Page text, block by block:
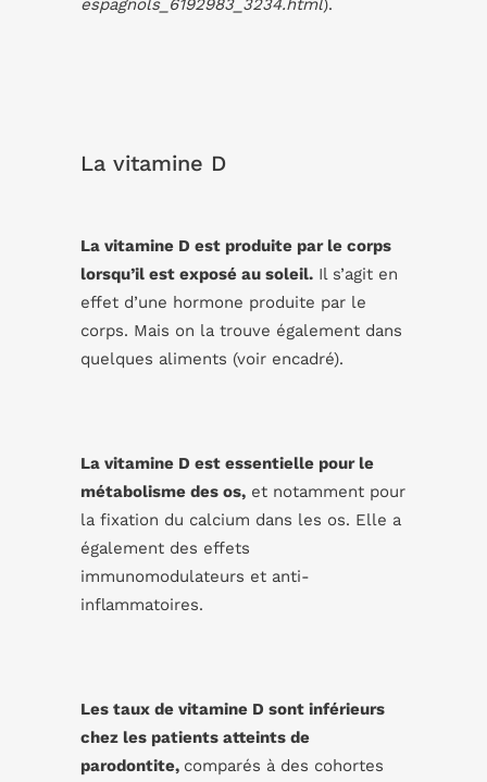
La vitamine D
La vitamine D est produite par le corps
lorsqu’il est exposé au soleil. Il s’agit en
effet d’une hormone produite par le
corps. Mais on la trouve également dans
quelques aliments (voir encadré).
La vitamine D est essentielle pour le
métabolisme des os, et notamment pour
la fixation du calcium dans les os. Elle a
également des effets
immunomodulateurs et anti-
inflammatoires.
Les taux de vitamine D sont inférieurs
chez les patients atteints de
parodontite, comparés à des cohortes